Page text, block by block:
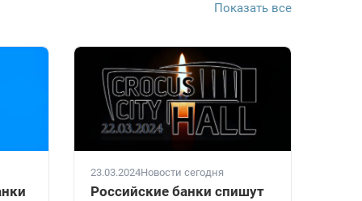
Показать все
23.03.2024Новости сегодня
Российские банки спишут